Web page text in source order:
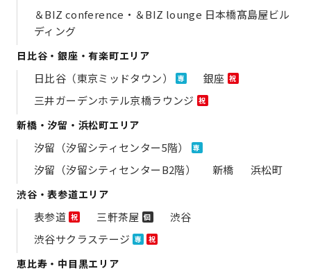
＆BIZ conference・＆BIZ lounge 日本橋髙島屋ビル
ディング
日比谷・銀座・有楽町エリア
日比谷（東京ミッドタウン） 専 銀座 祝
三井ガーデンホテル京橋ラウンジ 祝
新橋・汐留・浜松町エリア
汐留（汐留シティセンター5階） 専
汐留（汐留シティセンターB2階） 新橋 浜松町
渋谷・表参道エリア
表参道 祝 三軒茶屋 個
渋谷
渋谷サクラステージ 専 祝
恵比寿・中目黒エリア